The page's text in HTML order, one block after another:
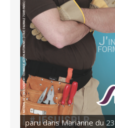
paru dans Marianne du